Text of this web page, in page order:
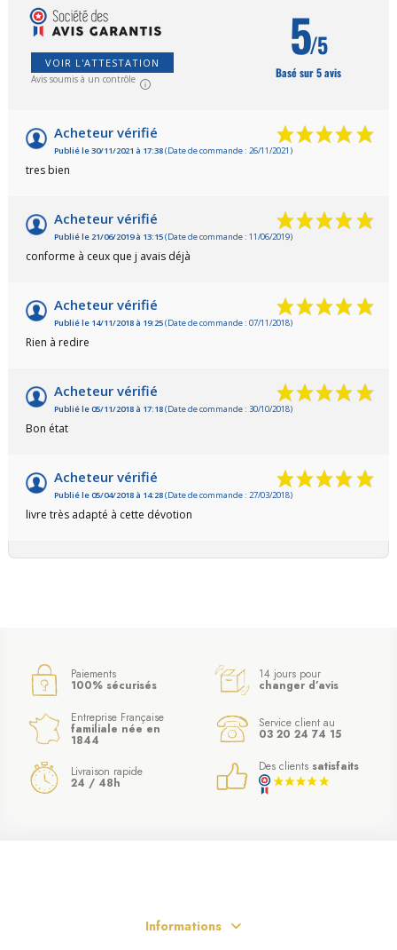
(4 avis)
VOIR L'ATTESTATION
Avis soumis à un contrôle
5/5
Basé sur 5 avis
Acheteur vérifié
Publié le 30/11/2021 à 17:38(Date de commande : 26/11/2021)
tres bien
Acheteur vérifié
Publié le 21/06/2019 à 13:15(Date de commande : 11/06/2019)
conforme à ceux que j avais déjà
Acheteur vérifié
Publié le 14/11/2018 à 19:25(Date de commande : 07/11/2018)
Rien à redire
Acheteur vérifié
Publié le 05/11/2018 à 17:18(Date de commande : 30/10/2018)
Bon état
Acheteur vérifié
Publié le 05/04/2018 à 14:28(Date de commande : 27/03/2018)
livre très adapté à cette dévotion
Paiements
100% sécurisés
14 jours pour
changer d’avis
Entreprise Française
familiale née en
1844
Service client au
03 20 24 74 15
Livraison rapide
24 / 48h
Des clients satisfaits
Informations